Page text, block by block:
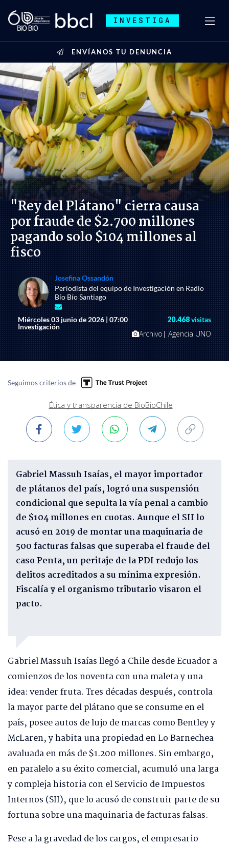
INVESTIGA
ENVÍANOS TU DENUNCIA
"Rey del Plátano" cierra causa
por fraude de $2.700 millones
pagando solo $104 millones al
fisco
Josefina Ossandón
Periodista del equipo de Investigación en Radio
Bío Bío Santiago
Miércoles 03 junio de 2026 | 07:00
Investigación
20.468visitas
Archivo| Agencia UNO
Seguimos criterios de
Ética y transparencia de BioBioChile
Gabriel Massuh Isaías, el mayor importador
de plátanos del país, logró una suspensión
condicional que sepulta la vía penal a cambio
de $104 millones en cuotas. Aunque el SII lo
acusó en 2019 de montar una maquinaria de
500 facturas falsas que superaba el fraude del
caso Penta, un peritaje de la PDI redujo los
delitos acreditados a su mínima expresión.
Fiscalía y el organismo tributario visaron el
pacto.
Gabriel Massuh Isaías llegó a Chile desde Ecuador a
comienzos de los noventa con una maleta y una
idea: vender fruta. Tres décadas después, controla
la mayor parte del plátano que se consume en el
país, posee autos de lujo de marcas como Bentley y
McLaren, y habita una propiedad en Lo Barnechea
avaluada en más de $1.200 millones. Sin embargo,
en paralelo a su éxito comercial, acumuló una larga
y compleja historia con el Servicio de Impuestos
Internos (SII), que lo acusó de construir parte de su
fortuna sobre una maquinaria de facturas falsas.
Pese a la gravedad de los cargos, el empresario